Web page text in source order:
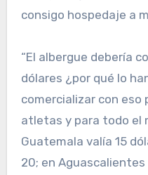
consigo hospedaje a
“El albergue debería
dólares ¿por qué lo
comercializar con eso
atletas y para todo el
Guatemala va­lía 15
20; en